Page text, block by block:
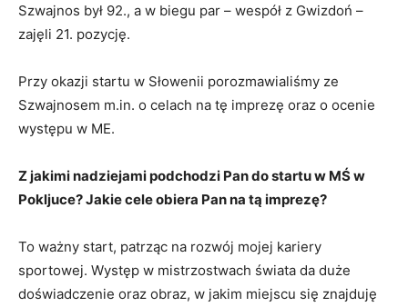
Szwajnos był 92., a w biegu par – wespół z Gwizdoń –
zajęli 21. pozycję.
Przy okazji startu w Słowenii porozmawialiśmy ze
Szwajnosem m.in. o celach na tę imprezę oraz o ocenie
występu w ME.
Z jakimi nadziejami podchodzi Pan do startu w MŚ w
Pokljuce? Jakie cele obiera Pan na tą imprezę?
To ważny start, patrząc na rozwój mojej kariery
sportowej. Występ w mistrzostwach świata da duże
doświadczenie oraz obraz, w jakim miejscu się znajduję